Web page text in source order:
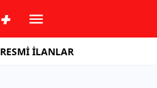
RESMİ İLANLAR